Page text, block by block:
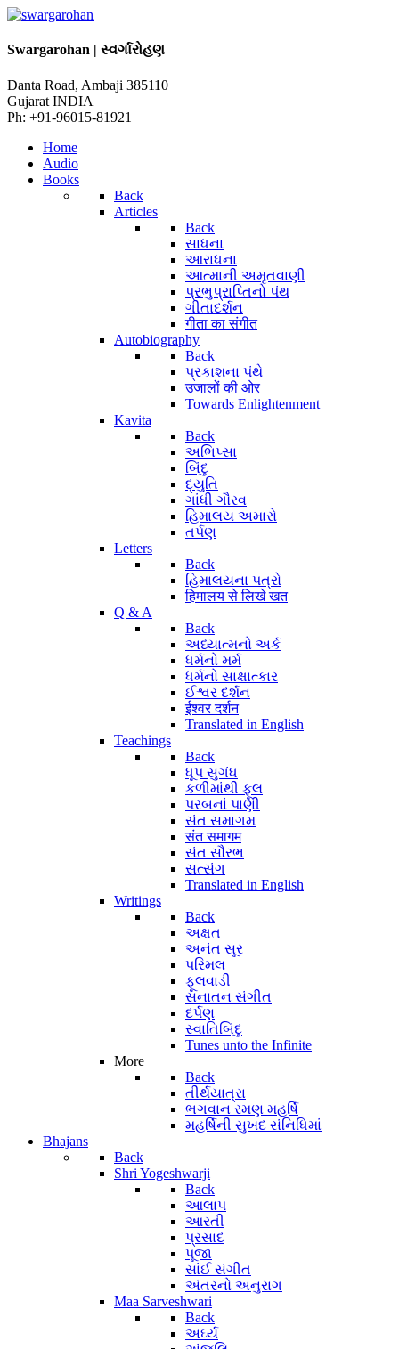
Swargarohan | સ્વર્ગારોહણ
Danta Road, Ambaji 385110
Gujarat INDIA
Ph: +91-96015-81921
Home
Audio
Books
Back
Articles
Back
સાધના
આરાધના
આત્માની અમૃતવાણી
પ્રભુપ્રાપ્તિનો પંથ
ગીતાદર્શન
गीता का संगीत
Autobiography
Back
પ્રકાશના પંથે
उजालों की ओर
Towards Enlightenment
Kavita
Back
અભિપ્સા
બિંદુ
દ્યુતિ
ગાંધી ગૌરવ
હિમાલય અમારો
તર્પણ
Letters
Back
હિમાલયના પત્રો
हिमालय से लिखे खत
Q & A
Back
અધ્યાત્મનો અર્ક
ધર્મનો મર્મ
ધર્મનો સાક્ષાત્કાર
ઈશ્વર દર્શન
ईश्वर दर्शन
Translated in English
Teachings
Back
ધૂપ સુગંધ
કળીમાંથી ફૂલ
પરબનાં પાણી
સંત સમાગમ
संत समागम
સંત સૌરભ
સત્સંગ
Translated in English
Writings
Back
અક્ષત
અનંત સૂર
પરિમલ
ફૂલવાડી
સનાતન સંગીત
દર્પણ
સ્વાતિબિંદુ
Tunes unto the Infinite
More
Back
તીર્થયાત્રા
ભગવાન રમણ મહર્ષિ
મહર્ષિની સુખદ સંનિધિમાં
Bhajans
Back
Shri Yogeshwarji
Back
આલાપ
આરતી
પ્રસાદ
પૂજા
સાંઈ સંગીત
અંતરનો અનુરાગ
Maa Sarveshwari
Back
અર્ઘ્ય